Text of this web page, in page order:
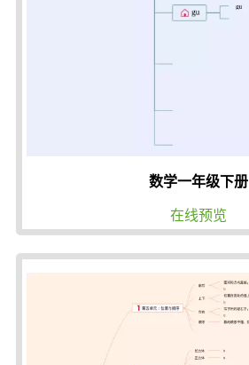
数学一年级下册
在线预览